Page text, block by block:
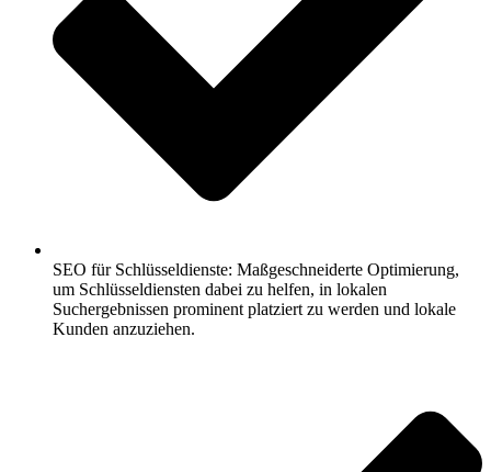
SEO für Schlüsseldienste: Maßgeschneiderte Optimierung,
um Schlüsseldiensten dabei zu helfen, in lokalen
Suchergebnissen prominent platziert zu werden und lokale
Kunden anzuziehen.